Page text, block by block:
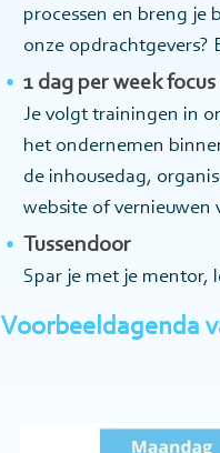
processen en breng je
onze opdrachtgevers?
1 dag per week
Je volgt trainingen in
het ondernemen
de inhousedag,
website of vernieuwen
Tussendoor
Spar je met je mentor,
Voorbeeldagenda